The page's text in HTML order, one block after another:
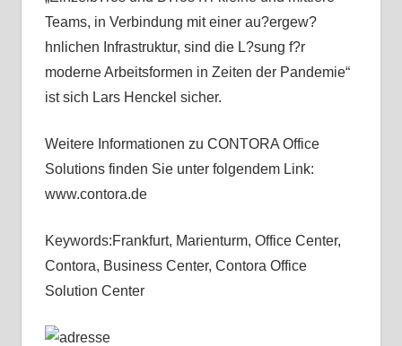
Teams, in Verbindung mit einer au?ergew?
hnlichen Infrastruktur, sind die L?sung f?r
moderne Arbeitsformen in Zeiten der Pandemie“
ist sich Lars Henckel sicher.
Weitere Informationen zu CONTORA Office
Solutions finden Sie unter folgendem Link:
www.contora.de
Keywords:Frankfurt, Marienturm, Office Center,
Contora, Business Center, Contora Office
Solution Center